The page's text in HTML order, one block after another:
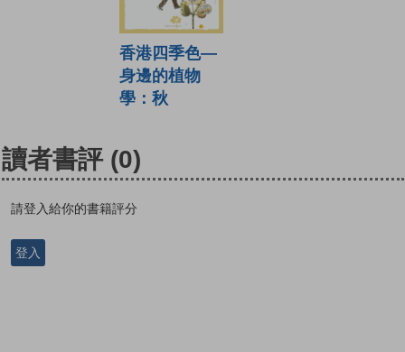
香港四季色—
身邊的植物
學：秋
讀者書評 (0)
請登入給你的書籍評分
登入